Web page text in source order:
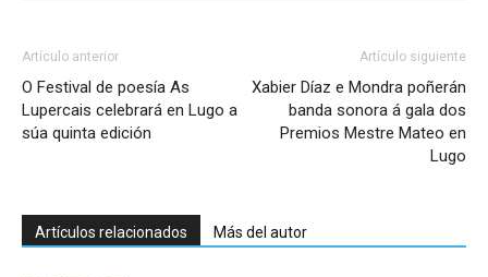
Artículo anterior
O Festival de poesía As
Lupercais celebrará en Lugo a
súa quinta edición
Artículo siguiente
Xabier Díaz e Mondra poñerán
banda sonora á gala dos
Premios Mestre Mateo en
Lugo
Artículos relacionados Más del autor